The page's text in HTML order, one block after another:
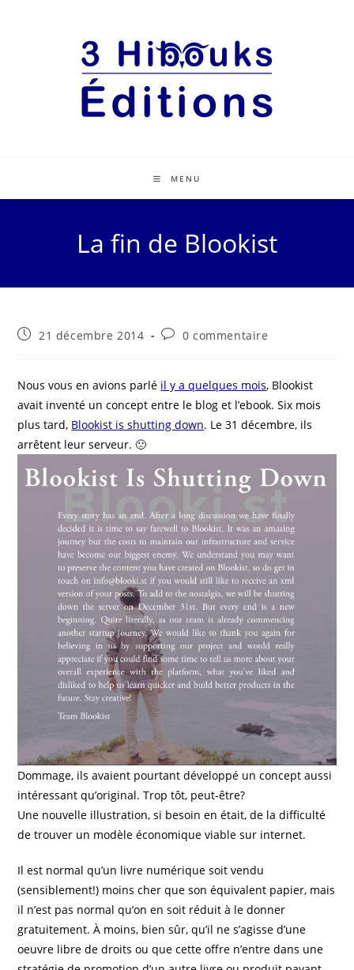
MENU
La fin de Blookist
21 décembre 2014 0 commentaire
Nous vous en avions parlé il y a quelques mois, Blookist
avait inventé un concept entre le blog et l’ebook. Six mois
plus tard, Blookist is shutting down. Le 31 décembre, ils
arrêtent leur serveur. 🙁
Dommage, ils avaient pourtant développé un concept aussi
intéressant qu’original. Trop tôt, peut-être?
Une nouvelle illustration, si besoin en était, de la difficulté
de trouver un modèle économique viable sur internet.
Il est normal qu’un livre numérique soit vendu
(sensiblement!) moins cher que son équivalent papier, mais
il n’est pas normal qu’on en soit réduit à le donner
gratuitement. À moins, bien sûr, qu’il ne s’agisse d’une
oeuvre libre de droits ou que cette offre n’entre dans une